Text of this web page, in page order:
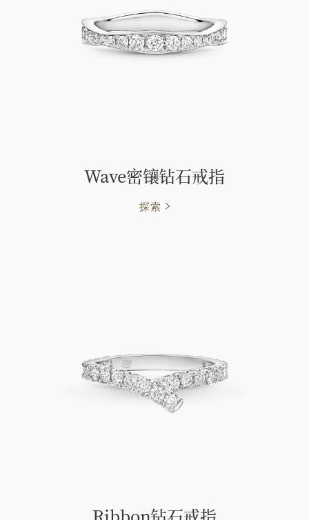
Wave密镶钻石戒指
探索